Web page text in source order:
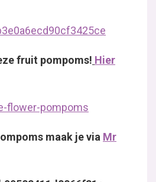
fruit pompoms! Hier
maak je via Mr